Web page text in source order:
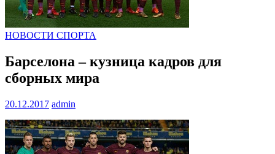
НОВОСТИ СПОРТА
Барселона – кузница кадров для
сборных мира
20.12.2017 admin